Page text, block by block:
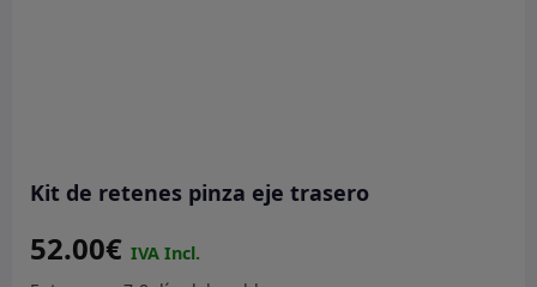
Kit de retenes pinza eje trasero
52.00€